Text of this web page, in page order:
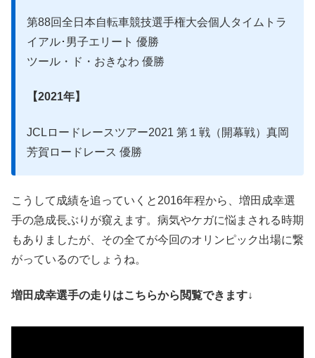
第88回全日本自転車競技選手権大会個人タイムトラ
イアル･男子エリート 優勝
ツール・ド・おきなわ 優勝
【2021年】
JCLロードレースツアー2021 第１戦（開幕戦）真岡
芳賀ロードレース 優勝
こうして成績を追っていくと2016年程から、増田成幸選
手の急成長ぶりが窺えます。病気やケガに悩まされる時期
もありましたが、その全てが今回のオリンピック出場に繋
がっているのでしょうね。
増田成幸選手の走りはこちらから閲覧できます↓